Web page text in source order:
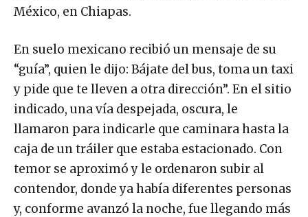
México, en Chiapas.
En suelo mexicano recibió un mensaje de su
“guía”, quien le dijo: Bájate del bus, toma un taxi
y pide que te lleven a otra dirección”. En el sitio
indicado, una vía despejada, oscura, le
llamaron para indicarle que caminara hasta la
caja de un tráiler que estaba estacionado. Con
temor se aproximó y le ordenaron subir al
contendor, donde ya había diferentes personas
y, conforme avanzó la noche, fue llegando más